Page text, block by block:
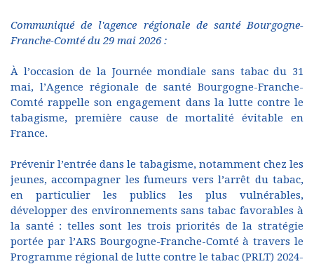
Communiqué de l'agence régionale de santé Bourgogne-
Franche-Comté du 29 mai 2026 :
À l’occasion de la Journée mondiale sans tabac du 31
mai, l’Agence régionale de santé Bourgogne-Franche-
Comté rappelle son engagement dans la lutte contre le
tabagisme, première cause de mortalité évitable en
France.
Prévenir l’entrée dans le tabagisme, notamment chez les
jeunes, accompagner les fumeurs vers l’arrêt du tabac,
en particulier les publics les plus vulnérables,
développer des environnements sans tabac favorables à
la santé : telles sont les trois priorités de la stratégie
portée par l’ARS Bourgogne-Franche-Comté à travers le
Programme régional de lutte contre le tabac (PRLT) 2024-